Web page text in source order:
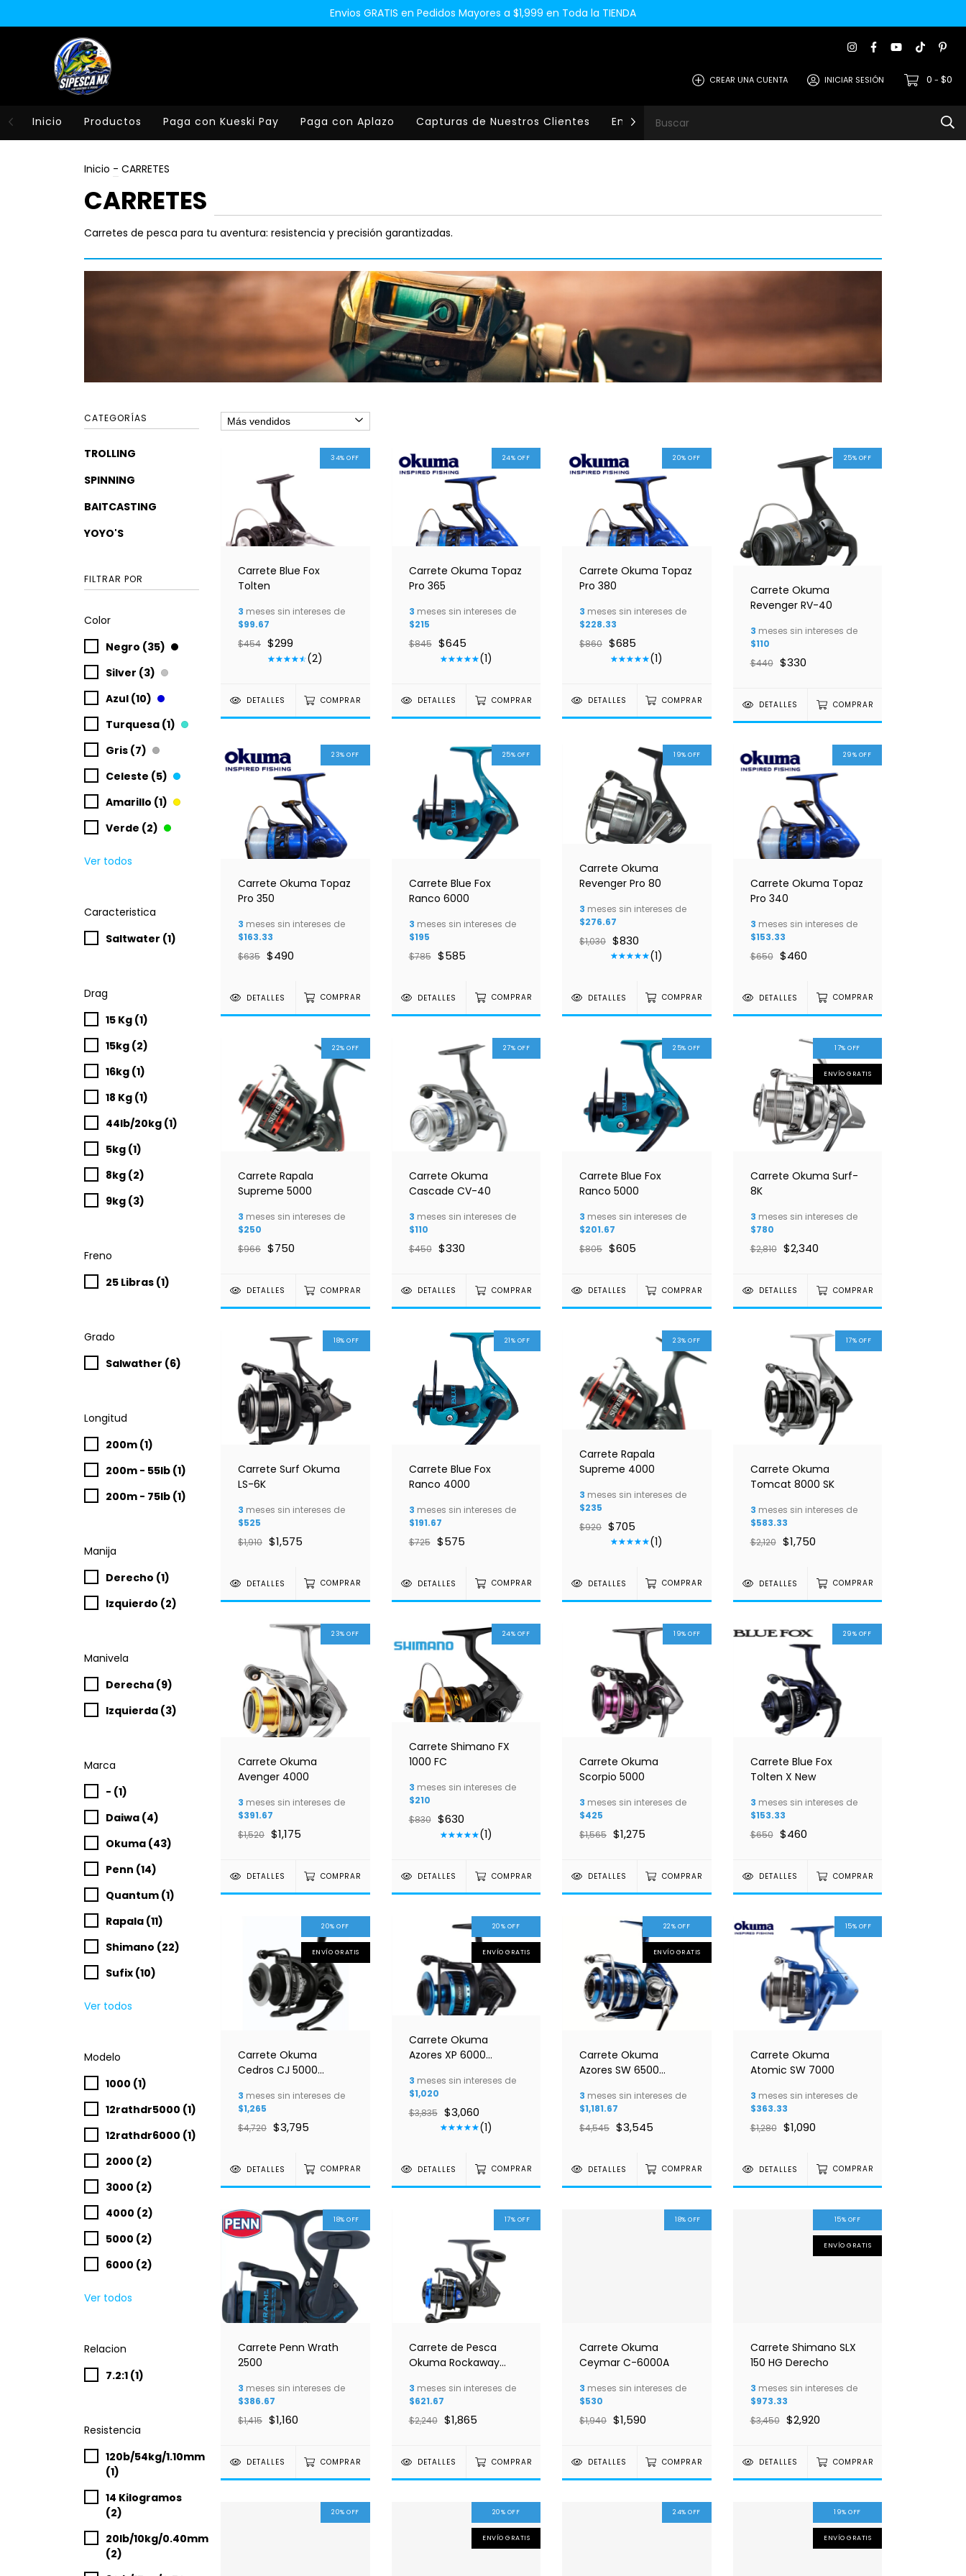
Envios GRATIS en Pedidos Mayores a $1,999 en Toda la TIENDA
CREAR UNA CUENTA INICIAR SESIÓN 0 - $0
Inicio Productos Paga con Kueski Pay Paga con Aplazo Capturas de Nuestros Clientes Envios Metodos de Pago Opiniones de
Inicio - CARRETES
CARRETES
Carretes de pesca para tu aventura: resistencia y precisión garantizadas.
CATEGORÍAS
TROLLING
SPINNING
BAITCASTING
YOYO'S
FILTRAR POR
Color
Negro (35)
Silver (3)
Azul (10)
Turquesa (1)
Gris (7)
Celeste (5)
Amarillo (1)
Verde (2)
Ver todos
Caracteristica
Saltwater (1)
Drag
15 Kg (1)
15kg (2)
16kg (1)
18 Kg (1)
44lb/20kg (1)
5kg (1)
8kg (2)
9kg (3)
Freno
25 Libras (1)
Grado
Salwather (6)
Longitud
200m (1)
200m - 55lb (1)
200m - 75lb (1)
Manija
Derecho (1)
Izquierdo (2)
Manivela
Derecha (9)
Izquierda (3)
Marca
- (1)
Daiwa (4)
Okuma (43)
Penn (14)
Quantum (1)
Rapala (11)
Shimano (22)
Sufix (10)
Ver todos
Modelo
1000 (1)
12rathdr5000 (1)
12rathdr6000 (1)
2000 (2)
3000 (2)
4000 (2)
5000 (2)
6000 (2)
Ver todos
Relacion
7.2:1 (1)
Resistencia
120b/54kg/1.10mm
(1)
14 Kilogramos
(2)
20lb/10kg/0.40mm
(2)
34% OFF
Carrete Blue Fox
Tolten
3 meses sin intereses de
$99.67
$454 $299
(2)
DETALLES COMPRAR
24% OFF
Carrete Okuma Topaz
Pro 365
3 meses sin intereses de
$215
$845 $645
(1)
DETALLES COMPRAR
20% OFF
Carrete Okuma Topaz
Pro 380
3 meses sin intereses de
$228.33
$860 $685
(1)
DETALLES COMPRAR
25% OFF
Carrete Okuma
Revenger RV-40
3 meses sin intereses de
$110
$440 $330
DETALLES COMPRAR
23% OFF
Carrete Okuma Topaz
Pro 350
3 meses sin intereses de
$163.33
$635 $490
DETALLES COMPRAR
25% OFF
Carrete Blue Fox
Ranco 6000
3 meses sin intereses de
$195
$785 $585
DETALLES COMPRAR
19% OFF
Carrete Okuma
Revenger Pro 80
3 meses sin intereses de
$276.67
$1,030 $830
(1)
DETALLES COMPRAR
29% OFF
Carrete Okuma Topaz
Pro 340
3 meses sin intereses de
$153.33
$650 $460
DETALLES COMPRAR
22% OFF
Carrete Rapala
Supreme 5000
3 meses sin intereses de
$250
$966 $750
DETALLES COMPRAR
27% OFF
Carrete Okuma
Cascade CV-40
3 meses sin intereses de
$110
$450 $330
DETALLES COMPRAR
25% OFF
Carrete Blue Fox
Ranco 5000
3 meses sin intereses de
$201.67
$805 $605
DETALLES COMPRAR
17%OFF
ENVÍO GRATIS
Carrete Okuma Surf-
8K
3 meses sin intereses de
$780
$2,810 $2,340
DETALLES COMPRAR
18% OFF
Carrete Surf Okuma
LS-6K
3 meses sin intereses de
$525
$1,910 $1,575
DETALLES COMPRAR
21% OFF
Carrete Blue Fox
Ranco 4000
3 meses sin intereses de
$191.67
$725 $575
DETALLES COMPRAR
23% OFF
Carrete Rapala
Supreme 4000
3 meses sin intereses de
$235
$920 $705
(1)
DETALLES COMPRAR
17% OFF
Carrete Okuma
Tomcat 8000 SK
3 meses sin intereses de
$583.33
$2,120 $1,750
DETALLES COMPRAR
23% OFF
Carrete Okuma
Avenger 4000
3 meses sin intereses de
$391.67
$1,520 $1,175
DETALLES COMPRAR
24% OFF
Carrete Shimano FX
1000 FC
3 meses sin intereses de
$210
$830 $630
(1)
DETALLES COMPRAR
19% OFF
Carrete Okuma
Scorpio 5000
3 meses sin intereses de
$425
$1,565 $1,275
DETALLES COMPRAR
29% OFF
Carrete Blue Fox
Tolten X New
3 meses sin intereses de
$153.33
$650 $460
DETALLES COMPRAR
20%OFF
ENVÍO GRATIS
Carrete Okuma
Cedros CJ 5000
3 meses sin intereses de
$1,265
$4,720 $3,795
DETALLES COMPRAR
20% OFF
ENVÍO GRATIS
Carrete Okuma
Azores XP 6000
3 meses sin intereses de
$1,020
$3,835 $3,060
(1)
DETALLES COMPRAR
22% OFF
ENVÍO GRATIS
Carrete Okuma
Azores SW 6500
3 meses sin intereses de
$1,181.67
$4,545 $3,545
DETALLES COMPRAR
15% OFF
Carrete Okuma
Atomic SW 7000
3 meses sin intereses de
$363.33
$1,280 $1,090
DETALLES COMPRAR
18% OFF
Carrete Penn Wrath
2500
3 meses sin intereses de
$386.67
$1,415 $1,160
DETALLES COMPRAR
17% OFF
Carrete de Pesca
Okuma Rockaway
3 meses sin intereses de
$621.67
$2,240 $1,865
DETALLES COMPRAR
18% OFF
Carrete Okuma
Ceymar C-6000A
3 meses sin intereses de
$530
$1,940 $1,590
DETALLES COMPRAR
15% OFF
ENVÍO GRATIS
Carrete Shimano SLX
150 HG Derecho
3 meses sin intereses de
$973.33
$3,450 $2,920
DETALLES COMPRAR
20% OFF 20% OFF
ENVÍO GRATIS
24% OFF 19%OFF
ENVÍO GRATIS